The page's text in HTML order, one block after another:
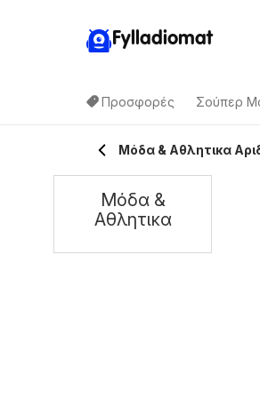
Fylladiomat
Προσφορές Σούπερ
Μόδα & Aθλητικα
Μόδα &
Aθλητικα